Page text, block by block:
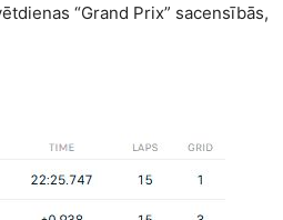
“Grand Prix” sacensībās,